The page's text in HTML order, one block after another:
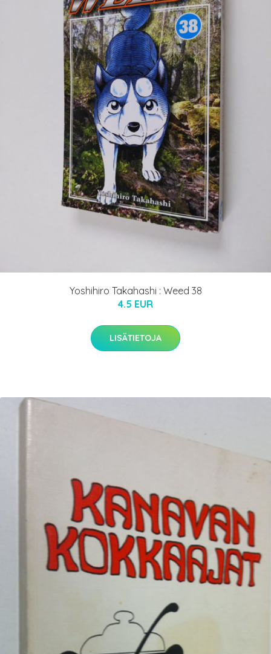
Yoshihiro Takahashi : Weed 38
4.5 EUR
LISÄTIETOJA